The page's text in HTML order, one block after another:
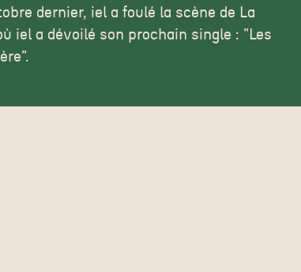
dernier, iel a foulé la scène de La
iel a dévoilé son prochain single : "Les